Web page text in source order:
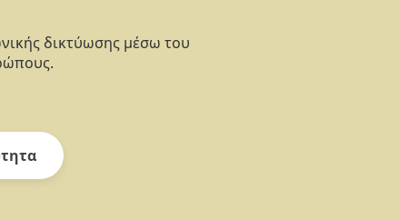
δικτύωσης μέσω του